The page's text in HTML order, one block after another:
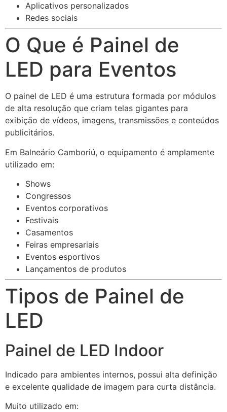
Aplicativos personalizados
Redes sociais
O Que é Painel de
LED para Eventos
O painel de LED é uma estrutura formada por módulos
de alta resolução que criam telas gigantes para
exibição de vídeos, imagens, transmissões e conteúdos
publicitários.
Em Balneário Camboriú, o equipamento é amplamente
utilizado em:
Shows
Congressos
Eventos corporativos
Festivais
Casamentos
Feiras empresariais
Eventos esportivos
Lançamentos de produtos
Tipos de Painel de
LED
Painel de LED Indoor
Indicado para ambientes internos, possui alta definição
e excelente qualidade de imagem para curta distância.
Muito utilizado em: